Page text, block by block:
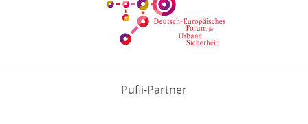
Pufii-Partner